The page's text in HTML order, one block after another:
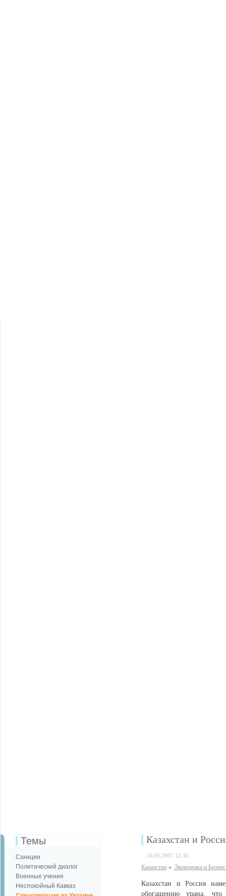
Темы
Санкции
Политический диалог
Военные учения
Неспокойный Кавказ
Казахстан и
10.05.2007 12:30
Казахстан Экономика и Бизнес
Казахстан и Россия
обогащению урана,